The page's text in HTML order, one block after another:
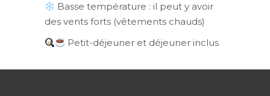
Basse température : il peut y avoir
des vents forts (vêtements chauds)
Petit-déjeuner et déjeuner inclus